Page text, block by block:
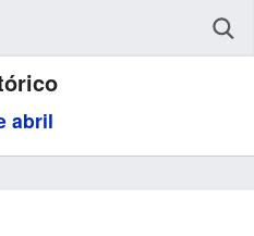
abril